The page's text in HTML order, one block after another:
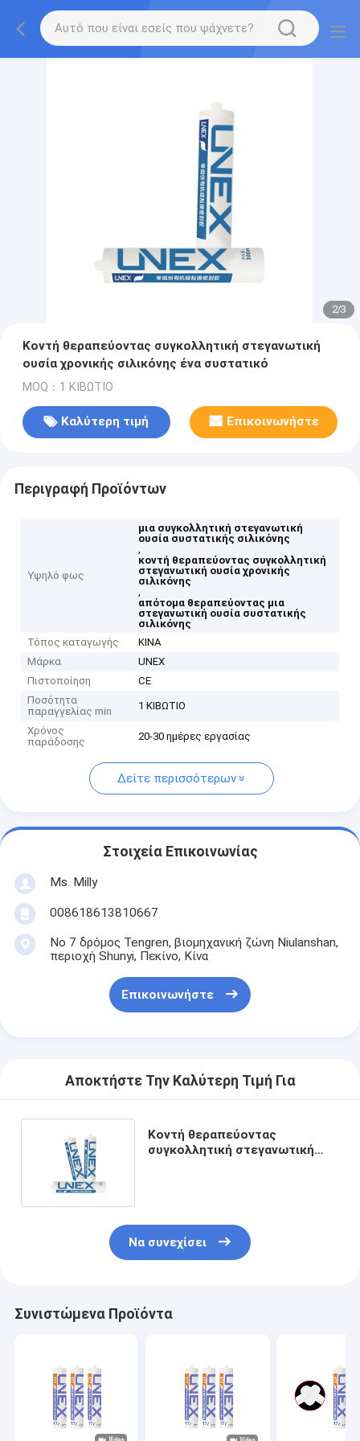
2/3
Κοντή θεραπεύοντας συγκολλητική στεγανωτική
ουσία χρονικής σιλικόνης ένα συστατικό
MOQ：1 ΚΙΒΩΤΙΟ
Καλύτερη τιμή Επικοινωνήστε
Περιγραφή Προϊόντων
Υψηλό φως
μια συγκολλητική στεγανωτική
ουσία συστατικής σιλικόνης
,
κοντή θεραπεύοντας συγκολλητική
στεγανωτική ουσία χρονικής
σιλικόνης
,
απότομα θεραπεύοντας μια
στεγανωτική ουσία συστατικής
σιλικόνης
Τόπος καταγωγής
ΚΙΝΑ
Μάρκα
UNEX
Πιστοποίηση
CE
Ποσότητα
παραγγελίας min
1 ΚΙΒΩΤΙΟ
Χρόνος
παράδοσης
20-30 ημέρες εργασίας
Δείτε περισσότερων
Στοιχεία Επικοινωνίας
Ms. Milly
008618613810667
Νο 7 δρόμος Tengren, βιομηχανική ζώνη Niulanshan,
περιοχή Shunyi, Πεκίνο, Κίνα
Επικοινωνήστε
Αποκτήστε Την Καλύτερη Τιμή Για
Κοντή θεραπεύοντας
συγκολλητική στεγανωτική
Να συνεχίσει
Συνιστώμενα Προϊόντα